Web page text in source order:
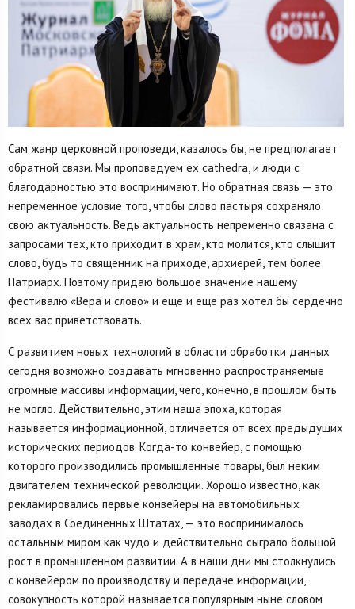
Сам жанр церковной проповеди, казалось бы, не предполагает
обратной связи. Мы проповедуем ex cathedra, и люди с
благодарностью это воспринимают. Но обратная связь — это
непременное условие того, чтобы слово пастыря сохраняло
свою актуальность. Ведь актуальность непременно связана с
запросами тех, кто приходит в храм, кто молится, кто слышит
слово, будь то священник на приходе, архиерей, тем более
Патриарх. Поэтому придаю большое значение нашему
фестивалю «Вера и слово» и еще и еще раз хотел бы сердечно
всех вас приветствовать.
С развитием новых технологий в области обработки данных
сегодня возможно создавать мгновенно распространяемые
огромные массивы информации, чего, конечно, в прошлом быть
не могло. Действительно, этим наша эпоха, которая
называется информационной, отличается от всех предыдущих
исторических периодов. Когда-то конвейер, с помощью
которого производились промышленные товары, был неким
двигателем технической революции. Хорошо известно, как
рекламировались первые конвейеры на автомобильных
заводах в Соединенных Штатах, — это воспринималось
остальным миром как чудо и действительно сыграло большой
рост в промышленном развитии. А в наши дни мы столкнулись
с конвейером по производству и передаче информации,
совокупность которой называется популярным ныне словом